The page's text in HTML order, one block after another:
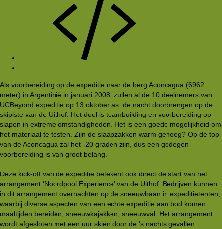
Als voorbereiding op de expeditie naar de berg Aconcagua (6962
meter) in Argentinië in januari 2008, zullen al de 10 deelnemers van
UCBeyond expeditie op 13 oktober as. de nacht doorbrengen op de
skipiste van de Uithof. Het doel is teambuilding en voorbereiding op
slapen in extreme omstandigheden. Het is een goede mogelijkheid om
het materiaal te testen. Zijn de slaapzakken warm genoeg? Op de top
van de Aconcagua zal het -20 graden zijn, dus een gedegen
voorbereiding is van groot belang.
Deze kick-off van de expeditie betekent ook direct de start van het
arrangement ‘Noordpool Experience’ van de Uithof. Bedrijven kunnen
in dit arrangement overnachten op de sneeuwbaan in expeditietenten,
waarbij diverse aspecten van een echte expeditie aan bod komen:
maaltijden bereiden, sneeuwkajakken, sneeuwval. Het arrangement
wordt afgesloten met een uur skiën door de ’s nachts gevallen